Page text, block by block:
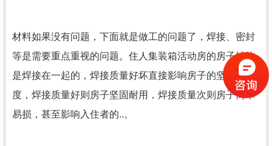
材料如果没有问题，下面就是做工的问题了，焊接、密封
等是需要重点重视的问题。住人集装箱活动房的房子结构
是焊接在一起的，焊接质量好坏直接影响房子的坚固程
度，焊接质量好则房子坚固耐用，焊接质量次则房子简单
易损，甚至影响入住者的..。